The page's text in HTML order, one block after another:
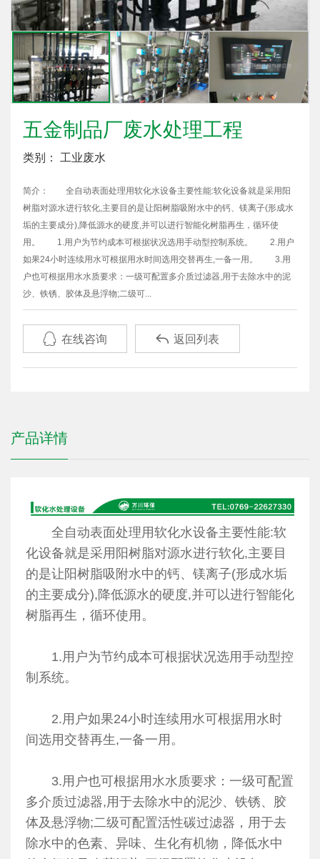
五金制品厂废水处理工程
类别： 工业废水
简介： 全自动表面处理用软化水设备主要性能:软化设备就是采用阳
树脂对源水进行软化,主要目的是让阳树脂吸附水中的钙、镁离子(形成水
垢的主要成分),降低源水的硬度,并可以进行智能化树脂再生，循环使
用。 1.用户为节约成本可根据状况选用手动型控制系统。 2.用户
如果24小时连续用水可根据用水时间选用交替再生,一备一用。 3.用
户也可根据用水水质要求：一级可配置多介质过滤器,用于去除水中的泥
沙、铁锈、胶体及悬浮物;二级可...
 在线咨询  返回列表
产品详情
全自动表面处理用软化水设备主要性能:软
化设备就是采用阳树脂对源水进行软化,主要目
的是让阳树脂吸附水中的钙、镁离子(形成水垢
的主要成分),降低源水的硬度,并可以进行智能化
树脂再生，循环使用。
1.用户为节约成本可根据状况选用手动型控
制系统。
2.用户如果24小时连续用水可根据用水时
间选用交替再生,一备一用。
3.用户也可根据用水水质要求：一级可配置
多介质过滤器,用于去除水中的泥沙、铁锈、胶
体及悬浮物;二级可配置活性碳过滤器，用于去
除水中的色素、异味、生化有机物，降低水中